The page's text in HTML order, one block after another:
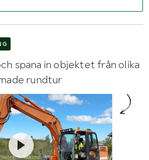
spana in objektet från olika
rundtur